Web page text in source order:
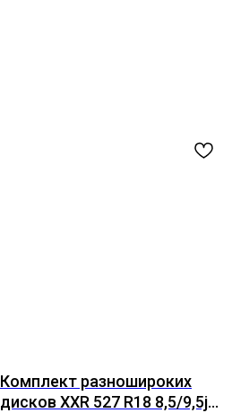
Комплект разношироких
дисков XXR 527 R18 8,5/9,5j